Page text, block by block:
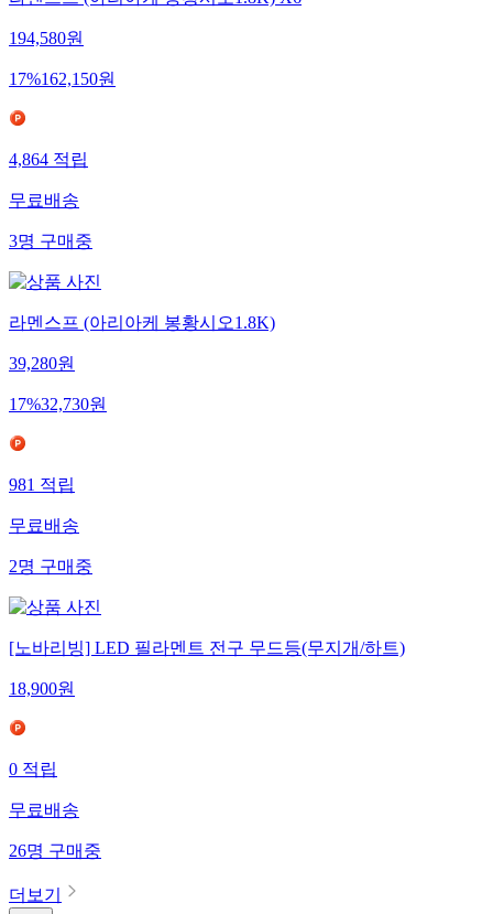
라멘스프 (아리아케 봉황시오1.8K) X6
194,580원
17%162,150원
4,864적립
무료배송
3명구매중
라멘스프 (아리아케 봉황시오1.8K)
39,280원
17%32,730원
981적립
무료배송
2명구매중
[노바리빙] LED 필라멘트 전구 무드등(무지개/하트)
18,900원
0적립
무료배송
26명구매중
더보기